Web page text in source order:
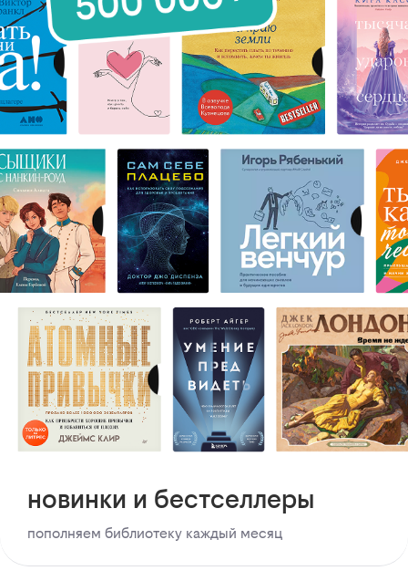
новинки и бестселлеры
пополняем библиотеку каждый месяц